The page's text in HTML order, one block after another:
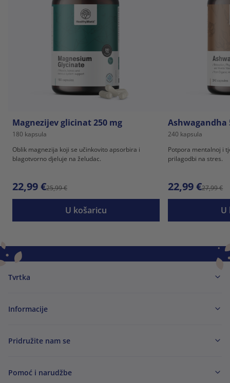
Magnezijev glicinat 250 mg
180 kapsula
Oblik magnezija koji se učinkovito apsorbira i
blagotvorno djeluje na želudac.
22,99 €25,99 €
U košaricu
Ashwagandha
240 kapsula
Potpora mentalnoj i
prilagodbi na stres.
22,99 €27,99 €
U
Tvrtka
Informacije
Pridružite nam se
Pomoć i narudžbe